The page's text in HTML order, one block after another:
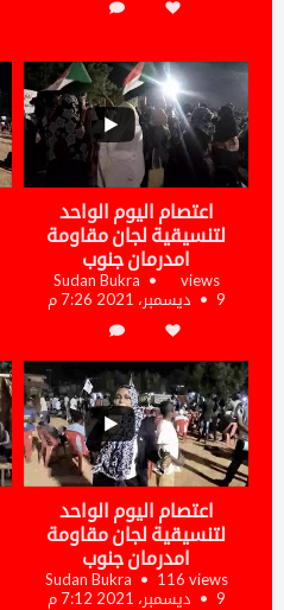
...
اعتصام اليوم الواحد
لتنسيقية لجان مقاومة
امدرمان جنوب
Sudan Bukra
views
9 ديسمبر، 2021 7:26 م
...
5
2
اعتصام اليوم الواحد
لتنسيقية لجان مقاومة
امدرمان جنوب
Sudan Bukra
116 views
9 ديسمبر، 2021 7:12 م